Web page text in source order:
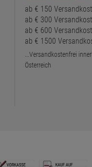
ab € 150
ab € 300
ab € 600
ab € 1500
...Versandkostenfrei
Österreich